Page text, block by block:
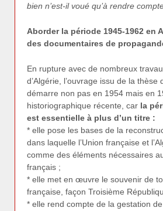
bien n’est-il voué qu’à rendre
Aborder la période 1945-1962 en
des documentaires de
En rupture avec de nombreux
d’Algérie, l’ouvrage issu de la thèse
démarre non pas en 1954 mais en
historiographique récente, car la
est essentielle à plus d’un titre :
* elle pose les bases de la
dans laquelle l’Union française et
comme des éléments nécessaires
français ;
* elle met en œuvre le souvenir de
française, façon Troisième
* elle rend compte de la gestation